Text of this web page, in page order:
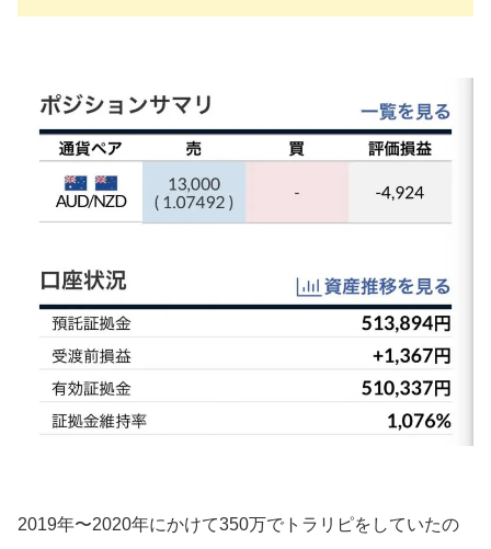
2019年〜2020年にかけて350万でトラリピをしていたの